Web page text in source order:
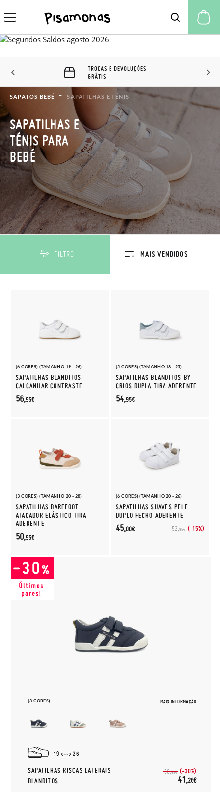
TROCAS E DEVOLUÇÕES
GRÁTIS
SAPATOS BEBÉ SAPATILHAS E TÉNIS
SAPATILHAS E
TÉNIS PARA
BEBÉ
FILTRO
(6 CORES) (TAMANHO 19 - 26)
SAPATILHAS BLANDITOS
CALCANHAR CONTRASTE
56,95€
(5 CORES) (TAMANHO 18 - 25)
SAPATILHAS BLANDITOS BY
CRIOS DUPLA TIRA ADERENTE
54,95€
(3 CORES) (TAMANHO 20 - 28)
SAPATILHAS BAREFOOT
ATACADOR ELÁSTICO TIRA
ADERENTE
50,95€
(6 CORES) (TAMANHO 20 - 26)
SAPATILHAS SUAVES PELE
DUPLO FECHO ADERENTE
52,95€ (-15%)
45,00€
(3 CORES) MAIS INFORMAÇÃO
19 26
SAPATILHAS RISCAS LATERAIS
BLANDITOS
58,95€ (-30%)
41,26€